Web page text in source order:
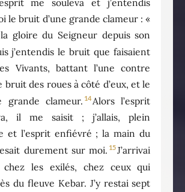
le bruit d’une grande clameur : «
gloire du Seigneur depuis son
j’entendis le bruit que faisaient
Vivants, battant l’une contre
bruit des roues à côté d’eux, et le
grande clameur. 14Alors l’esprit
il me saisit ; j’allais, plein
et l’esprit enfiévré ; la main du
durement sur moi. 15J’arrivai
chez les exilés, chez ceux qui
du fleuve Kebar. J’y restai sept